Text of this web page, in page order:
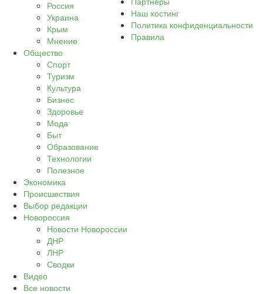
Россия
Украина
Крым
Мнение
Общество
Спорт
Туризм
Культура
Бизнес
Здоровье
Мода
Быт
Образование
Технологии
Полезное
Экономика
Происшествия
Выбор редакции
Новороссия
Новости Новороссии
ДНР
ЛНР
Сводки
Видео
Все новости
Наш хостинг
Политика конфиденциальности
Правила